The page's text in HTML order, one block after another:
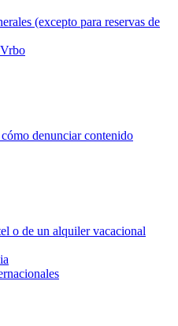
(excepto para reservas de
denunciar contenido
o de un alquiler vacacional